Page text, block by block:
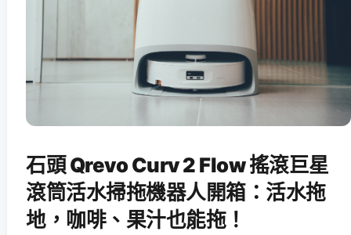
石頭 Qrevo Curv 2 Flow 搖滾巨星
滾筒活水掃拖機器人開箱：活水拖
地，咖啡、果汁也能拖！